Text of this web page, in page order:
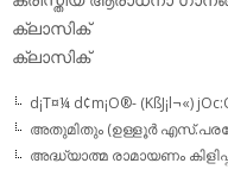
ക്ലാസിക്‌
ക്ലാസിക്
d¡T¤¼ d¢m¡O®- (KßJ¡l¬«)
അതുമിതും (ഉള്ളൂര്‍
അദ്ധ്യാത്മ രാമായണം